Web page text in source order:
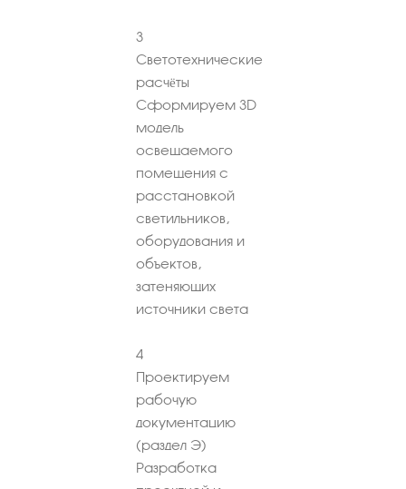
3
Светотехнические
расчёты
Сформируем 3D
модель
освещаемого
помещения с
расстановкой
светильников,
оборудования и
объектов,
затеняющих
источники света
4
Проектируем
рабочую
документацию
(раздел Э)
Разработка